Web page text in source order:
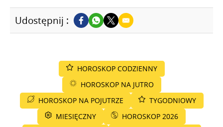
Udostępnij :
HOROSKOP CODZIENNY
HOROSKOP NA JUTRO
HOROSKOP NA POJUTRZE
TYGODNIOWY
MIESIĘCZNY
HOROSKOP 2026